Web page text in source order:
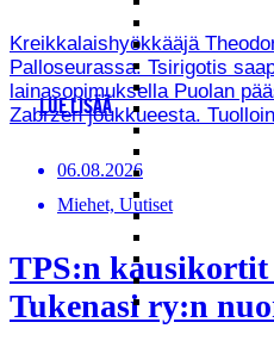
Kreikkalaishyökkääjä
Palloseurassa. Tsirigotis
lainasopimuksella Puolan
Zabrzen joukkueesta.
LUE LISÄÄ
06.08.2026
Miehet, Uutiset
TPS:n
Tukenasi ry:n